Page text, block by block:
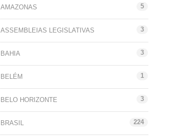
AMAZONAS 5
ASSEMBLEIAS LEGISLATIVAS 3
BAHIA 3
BELÉM 1
BELO HORIZONTE 3
BRASIL 224